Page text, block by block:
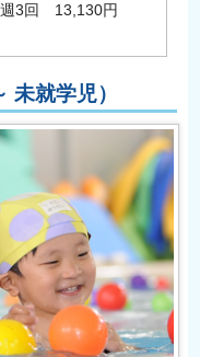
週3回 13,130円
未就学児）